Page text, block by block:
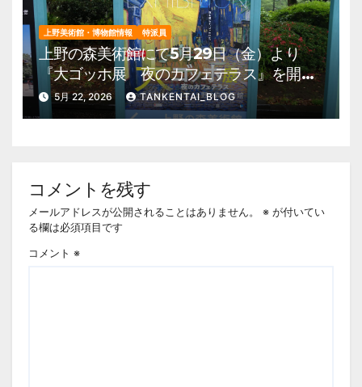
上野美術館・博物館情報 特派員
上野の森美術館にて5月29日（金）より
『大ゴッホ展 夜のカフェテラス』を開
催。 上野公園 美術館・博物館 混雑情
報他
5月 22, 2026 TANKENTAI_BLOG
コメントを残す
メールアドレスが公開されることはありません。 ※ が付いてい
る欄は必須項目です
コメント ※